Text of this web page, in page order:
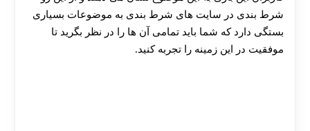
شرط بندی در سایت های شرط بندی به موضوعات بسیاری
بستگی دارد که شما باید تمامی آن ها را در نظر بگرید تا
موفقیت در این زمینه را تجربه کنید.